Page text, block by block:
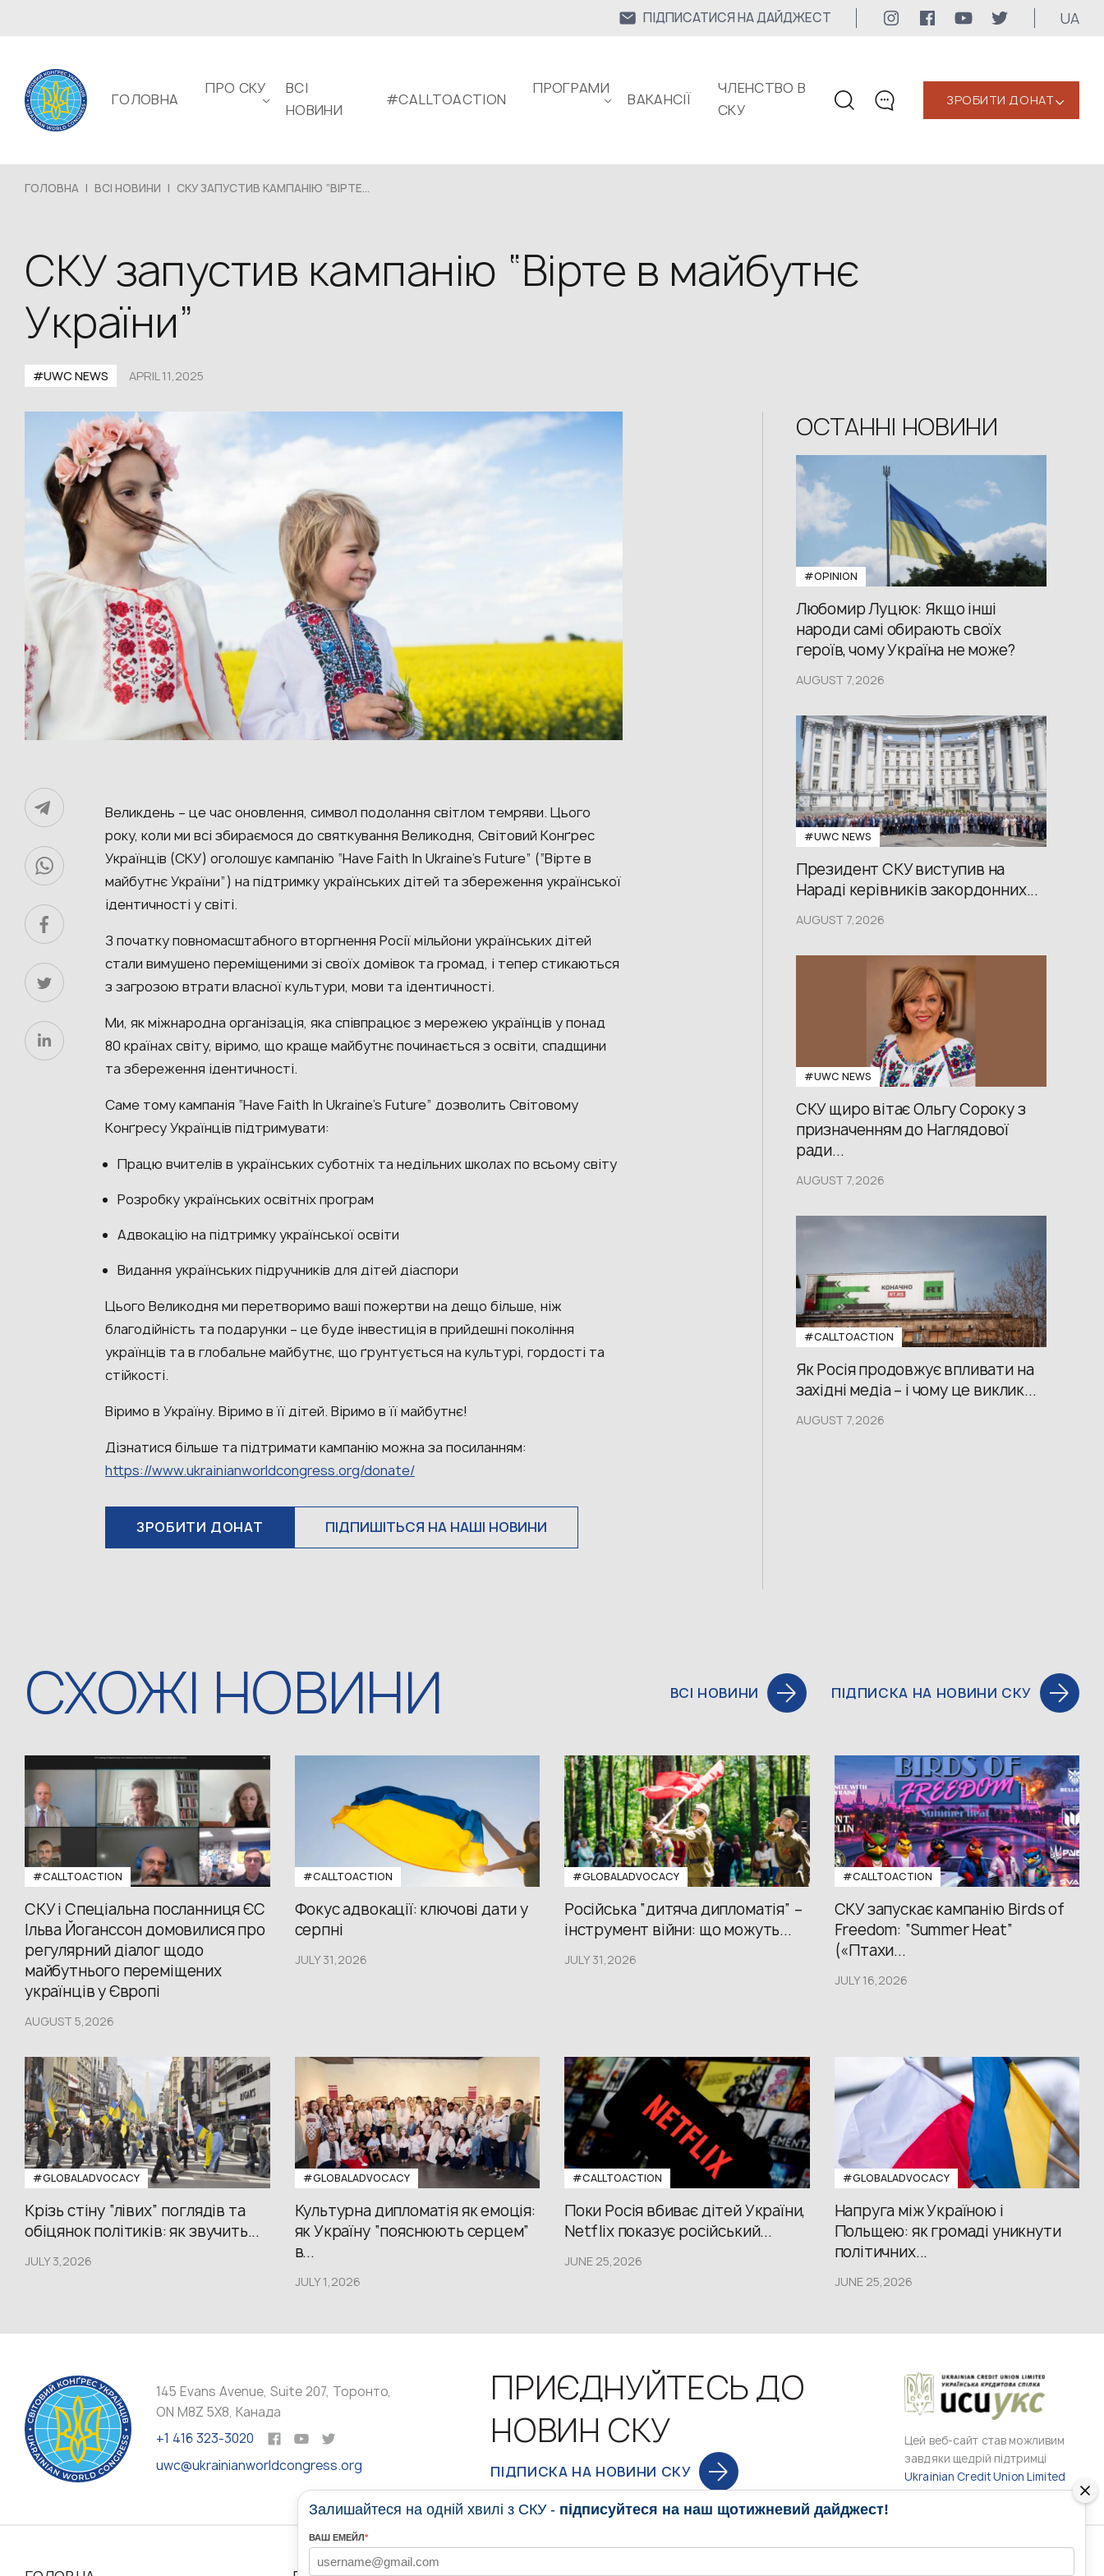
ПІДПИСАТИСЯ НА ДАЙДЖЕСТ UA
ГОЛОВНА
ПРО СКУ
ВСІ
НОВИНИ
#CALLTOACTION
ПРОГРАМИ
ВАКАНСІЇ
ЧЛЕНСТВО В
СКУ
КОНТАКТИ
Для медіа
ЗРОБИТИ ДОНАТ‹
ГОЛОВНА | ВСІ НОВИНИ | СКУ ЗАПУСТИВ КАМПАНІЮ “ВІРТЕ...
СКУ запустив кампанію “Вірте в майбутнє
України”
#UWС NEWS APRIL 11,2025
Великдень – це час оновлення, символ подолання світлом темряви. Цього
року, коли ми всі збираємося до святкування Великодня, Світовий Конґрес
Українців (СКУ) оголошує кампанію “Have Faith In Ukraine’s Future” (“Вірте в
майбутнє України”) на підтримку українських дітей та збереження української
ідентичності у світі.
З початку повномасштабного вторгнення Росії мільйони українських дітей
стали вимушено переміщеними зі своїх домівок та громад, і тепер стикаються
з загрозою втрати власної культури, мови та ідентичності.
Ми, як міжнародна організація, яка співпрацює з мережею українців у понад
80 країнах світу, віримо, що краще майбутнє починається з освіти, спадщини
та збереження ідентичності.
Саме тому кампанія “Have Faith In Ukraine’s Future” дозволить Світовому
Конґресу Українців підтримувати:
Працю вчителів в українських суботніх та недільних школах по всьому світу
⁠Розробку українських освітніх програм
Адвокацію на підтримку української освіти
⁠Видання українських підручників для дітей діаспори
Цього Великодня ми перетворимо ваші пожертви на дещо більше, ніж
благодійність та подарунки – це буде інвестиція в прийдешні покоління
українців та в глобальне майбутнє, що ґрунтується на культурі, гордості та
стійкості.
Віримо в Україну. Віримо в її дітей. Віримо в її майбутнє!
Дізнатися більше та підтримати кампанію можна за посиланням:
https://www.ukrainianworldcongress.org/donate/
ЗРОБИТИ ДОНАТ ПІДПИШІТЬСЯ НА НАШІ НОВИНИ
ОСТАННІ НОВИНИ
#OPINION
Любомир Луцюк: Якщо інші
народи самі обирають своїх
героїв, чому Україна не може?
AUGUST 7,2026
#UWС NEWS
Президент СКУ виступив на
Нараді керівників закордонних...
AUGUST 7,2026
#UWС NEWS
СКУ щиро вітає Ольгу Сороку з
призначенням до Наглядової
ради...
AUGUST 7,2026
#CALLTOACTION
Як Росія продовжує впливати на
західні медіа – і чому це виклик...
AUGUST 7,2026
СХОЖІ НОВИНИ ВСІ НОВИНИ ПІДПИСКА НА НОВИНИ СКУ
#CALLTOACTION
СКУ і Спеціальна посланниця ЄС
Ільва Йоганссон домовилися про
регулярний діалог щодо
майбутнього переміщених
українців у Європі
AUGUST 5,2026
#CALLTOACTION
Фокус адвокації: ключові дати у
серпні
JULY 31,2026
#GLOBALADVOCACY
Російська “дитяча дипломатія” –
інструмент війни: що можуть...
JULY 31,2026
#CALLTOACTION
СКУ запускає кампанію Birds of
Freedom: “Summer Heat”
(«Птахи...
JULY 16,2026
#GLOBALADVOCACY
Крізь стіну “лівих” поглядів та
обіцянок політиків: як звучить...
JULY 3,2026
#GLOBALADVOCACY
Культурна дипломатія як емоція:
як Україну “пояснюють серцем”
в...
JULY 1,2026
#CALLTOACTION
Поки Росія вбиває дітей України,
Netflix показує російський...
JUNE 25,2026
#GLOBALADVOCACY
Напруга між Україною і
Польщею: як громаді уникнути
політичних...
JUNE 25,2026
145 Evans Avenue, Suite 207, Торонто,
ON M8Z 5X8, Канада
+1 416 323-3020
uwc@ukrainianworldcongress.org
ПРИЄДНУЙТЕСЬ ДО
НОВИН СКУ
ПІДПИСКА НА НОВИНИ СКУ
Цей веб-сайт став можливим
завдяки щедрій підтримці
Ukrainian Credit Union Limited
Залишайтеся на одній хвилі з СКУ - підписуйтеся на наш щотижневий дайджест!
ВАШ ЕМЕЙЛ*